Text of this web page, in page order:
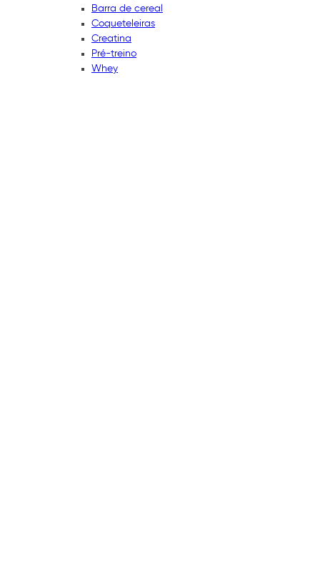
Barra de cereal
Coqueteleiras
Creatina
Pré-treino
Whey